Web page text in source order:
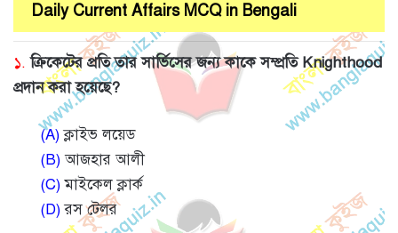
Daily Current Affairs MCQ in Bengali
১. ক্রিকেটের প্রতি তার সার্ভিসের জন্য কাকে সম্প্রতি Knighthood
প্রদান করা হয়েছে?
(A)ক্লাইভ লয়েড
(B)আজহার আলী
(C)মাইকেল ক্লার্ক
(D)রস টেলর